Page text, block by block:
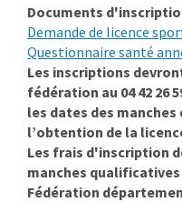
Documents
Demande de licence
Questionnaire santé
Les inscriptions
fédération au 04 42 26
les dates des
l’obtention de la
Les frais d'inscription
manches
Fédération